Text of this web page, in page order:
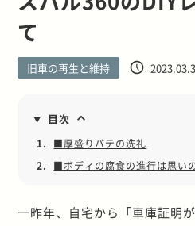
て
旧車の再生と維持
目次
1.
■厚盛りパテの洗礼
2.
■ボディの腐食の進行は思い
一昨年、自宅から「車庫証明